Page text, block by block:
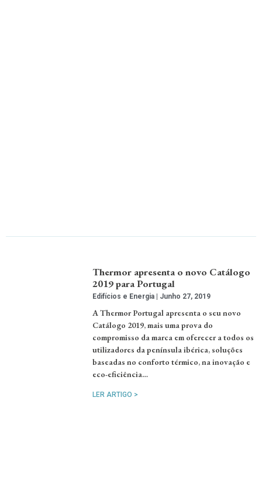
Thermor apresenta o novo Catálogo
2019 para Portugal
Edifícios e Energia Junho 27, 2019
A Thermor Portugal apresenta o seu novo
Catálogo 2019, mais uma prova do
compromisso da marca em oferecer a todos os
utilizadores da península ibérica, soluções
baseadas no conforto térmico, na inovação e
eco-eficiência…
LER ARTIGO >